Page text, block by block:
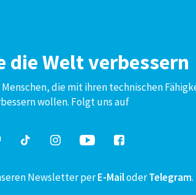
die Welt verbessern
die mit ihren technischen
wollen. Folgt uns auf
Newsletter perE-MailoderTelegram.